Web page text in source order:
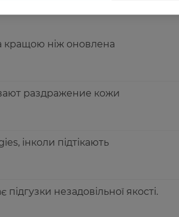
кращою ніж оновлена
раздражение кожи
інколи підтікають
незадовільної якості.